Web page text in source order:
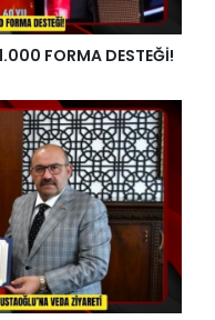
FORMA DESTEĞİ!